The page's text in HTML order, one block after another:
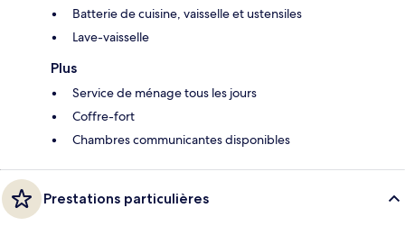
Batterie de cuisine, vaisselle et ustensiles
Lave-vaisselle
Plus
Service de ménage tous les jours
Coffre-fort
Chambres communicantes disponibles
Prestations particulières